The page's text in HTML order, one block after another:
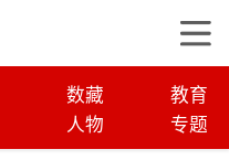
数藏
教育
人物 专题